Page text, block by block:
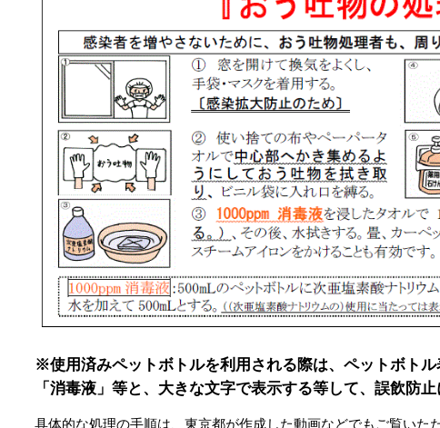
※使用済みペットボトルを利用される際は、ペットボトル
「消毒液」等と、大きな文字で表示する等して、誤飲防止
具体的な処理の手順は、東京都が作成した動画などでもご覧いただ